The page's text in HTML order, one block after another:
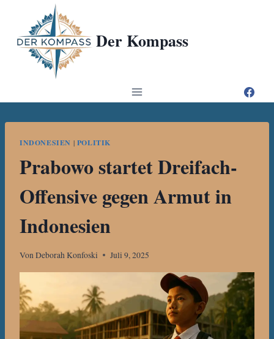
springen
Der Kompass
INDONESIEN | POLITIK
Prabowo startet Dreifach-
Offensive gegen Armut in
Indonesien
Von Deborah Konfoski Juli 9, 2025